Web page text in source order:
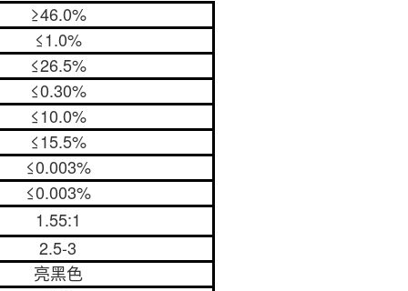
≥46.0%
≤1.0%
≤26.5%
≤0.30%
≤10.0%
≤15.5%
≤0.003%
≤0.003%
1.55:1
2.5-3
亮黑色